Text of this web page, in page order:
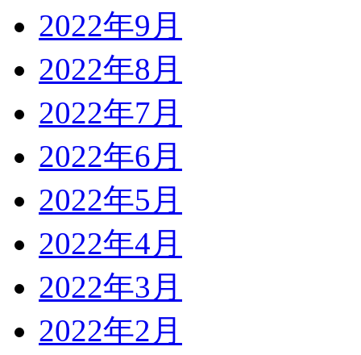
2022年9月
2022年8月
2022年7月
2022年6月
2022年5月
2022年4月
2022年3月
2022年2月